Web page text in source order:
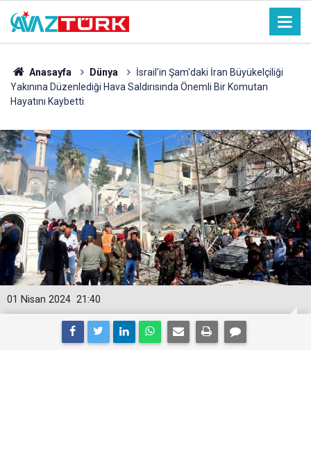
Anasayfa Dünya
İsrail'in Şam'daki İran Büyükelçiliği
Yakınına Düzenlediği Hava Saldırısında Önemli Bir Komutan
Hayatını Kaybetti
21:40
01 Nisan 2024